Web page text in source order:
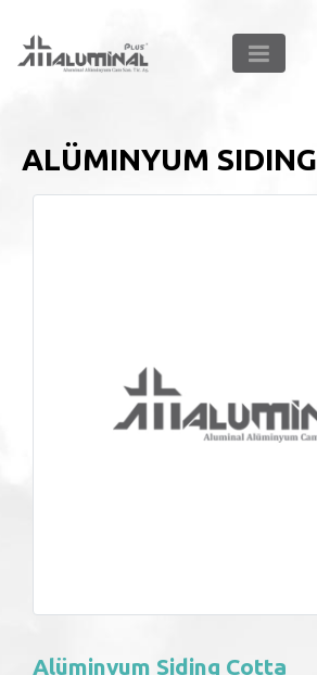
ALÜMINYUM
Alüminyum Siding Cotta